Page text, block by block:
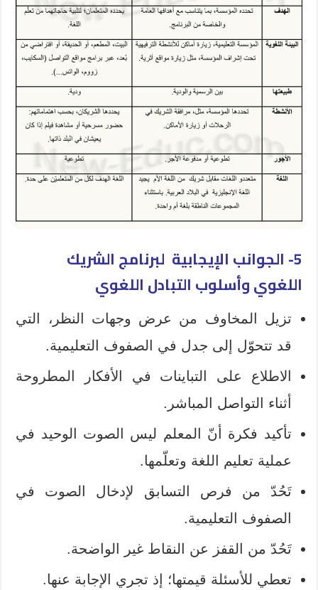
5- الجوانب الإيجابية لبرنامج الشريك
اللغوي وأسلوب التبادل اللغوي
تزيل المخاوف من عرض وجهات النظر، التي
قد تتحوّل إلى جدل في الصفوف التعليمية.
الاطلاع على التباينات في الأفكار المطروحة
أثناء التواصل المباشر.
تأكيد فكرة أنّ المعلم ليس الصوت الوحيد في
عملية تعليم اللغة وتعلّمها.
تَحُدّ من فرص التسابق لإدخال الصوت في
الصفوف التعليمية.
تَحُدّ من القفز عن النقاط غير الواضحة.
تعطي للأسئلة قيمتها؛ إذ تجري الإجابة عنها.